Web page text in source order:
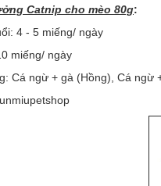
Catnip cho mèo 80g:
4 - 5 miếng/ ngày
miếng/ ngày
Cá ngừ + gà (Hồng), Cá